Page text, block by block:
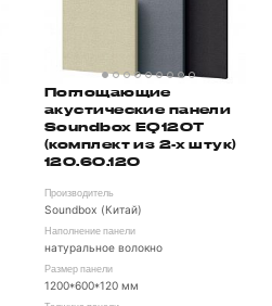
Поглощающие
акустические панели
Soundbox EQ120T
(комплект из 2-х штук)
120.60.120
Производитель
Soundbox (Китай)
Наполнение панели
натуральное волокно
Размер панели
1200*600*120 мм